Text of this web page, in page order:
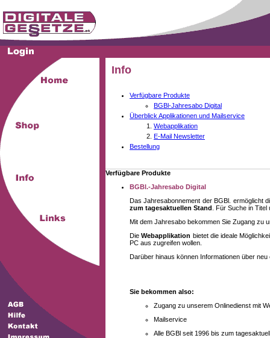
Info
Verfügbare Produkte
BGBl-Jahresabo Digital
Überblick Applikationen und Mailservice
Webapplikation
E-Mail Newsletter
Bestellung
Verfügbare Produkte
BGBl.-Jahresabo Digital
Das Jahresabonnement der BGBl. ermöglicht
zum tagesaktuellen Stand . Für Suche in
Mit dem Jahresabo bekommen Sie Zugang zu
DieWebapplikation bietet die ideale
PC aus zugreifen wollen.
Darüber hinaus können Informationen über
Sie bekommen also:
Zugang zu unserem Onlinedienst mit
Mailservice
Alle BGBl seit 1996 bis zum